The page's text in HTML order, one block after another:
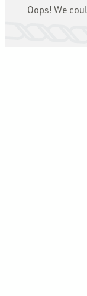
Oops! We